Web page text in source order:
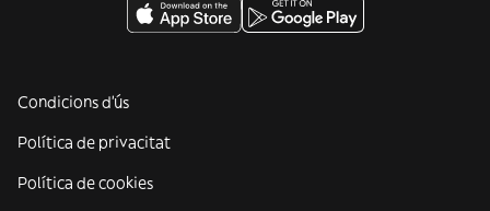
Condicions d'ús
Política de privacitat
Política de cookies